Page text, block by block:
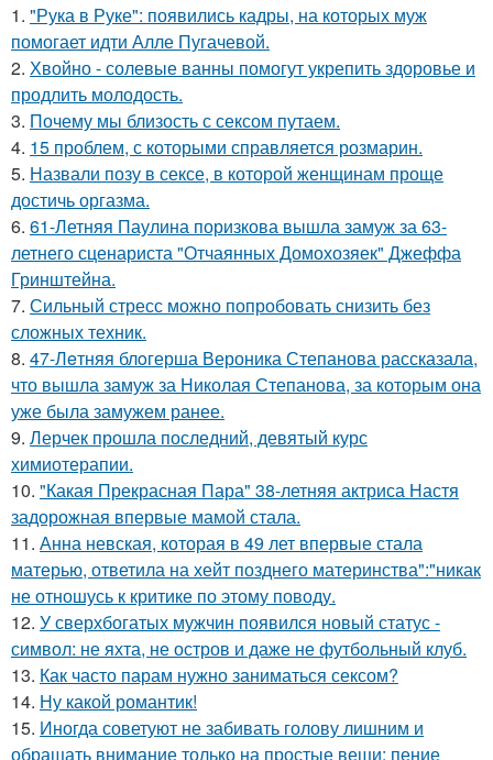
1. "Рука в Руке": появились кадры, на которых муж
помогает идти Алле Пугачевой.
2. Хвойно - солевые ванны помогут укрепить здоровье и
продлить молодость.
3. Почему мы близость с сексом путаем.
4. 15 проблем, с которыми справляется розмарин.
5. Назвали позу в сексе, в которой женщинам проще
достичь оргазма.
6. 61-Летняя Паулина поризкова вышла замуж за 63-
летнего сценариста "Отчаянных Домохозяек" Джеффа
Гринштейна.
7. Сильный стресс можно попробовать снизить без
сложных техник.
8. 47-Лeтняя блoгерша Вероника Степанова рассказала,
что вышла замуж за Николая Степанова, за которым она
уже была замужем ранее.
9. Лерчек прошла последний, девятый курс
химиотерапии.
10. "Какая Прекрасная Пара" 38-летняя актриса Настя
задорожная впервые мамой стала.
11. Анна невская, которая в 49 лет впервые стала
матерью, ответила на хейт позднего материнства":"никак
не отношусь к критике по этому поводу.
12. У сверхбогатых мужчин появился новый статус -
символ: не яхта, не остров и даже не футбольный клуб.
13. Как часто парам нужно заниматься сексом?
14. Ну какой романтик!
15. Иногда советуют не забивать голову лишним и
обращать внимание только на простые вещи: пение